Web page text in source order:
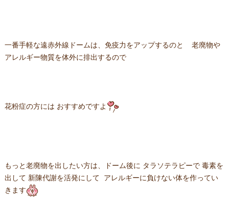
一番手軽な遠赤外線ドームは、免疫力をアップするのと 老廃物や
アレルギー物質を体外に排出するので
花粉症の方には おすすめですよ
もっと老廃物を出したい方は、ドーム後に タラソテラピーで 毒素を
出して 新陳代謝を活発にして アレルギーに負けない体を作ってい
きます